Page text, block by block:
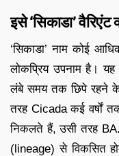
इसे ‘सिकाडा’ वैरिएंट
‘सिकाडा’ नाम कोई
लोकप्रिय उपनाम है। यह
लंबे समय तक छिपे रहने के
तरह Cicada कई वर्षों
निकलते हैं, उसी तरह
(lineage) से विकसित